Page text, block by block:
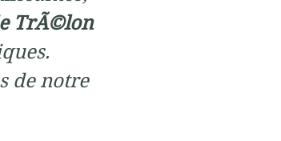
TrÃ©lon
de notre